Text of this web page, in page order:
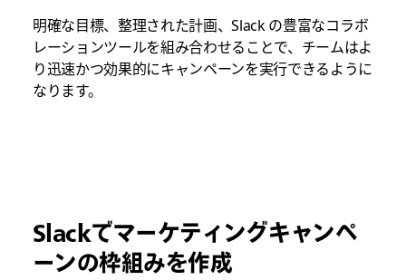
明確な目標、整理された計画、Slack の豊富なコラボ
レーションツールを組み合わせることで、チームはよ
り迅速かつ効果的にキャンペーンを実行できるように
なります。
Slackでマーケティングキャンペ
ーンの枠組みを作成